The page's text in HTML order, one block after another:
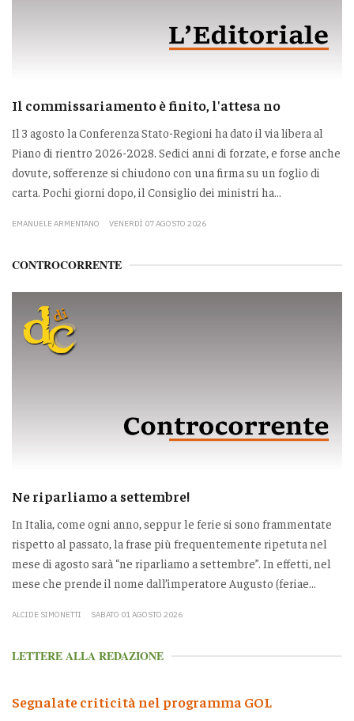
Il commissariamento è finito, l'attesa no
Il 3 agosto la Conferenza Stato-Regioni ha dato il via libera al
Piano di rientro 2026-2028. Sedici anni di forzate, e forse anche
dovute, sofferenze si chiudono con una firma su un foglio di
carta. Pochi giorni dopo, il Consiglio dei ministri ha...
EMANUELE ARMENTANO VENERDÌ 07 AGOSTO 2026
CONTROCORRENTE
Ne riparliamo a settembre!
In Italia, come ogni anno, seppur le ferie si sono frammentate
rispetto al passato, la frase più frequentemente ripetuta nel
mese di agosto sarà “ne riparliamo a settembre”. In effetti, nel
mese che prende il nome dall’imperatore Augusto (feriae...
ALCIDE SIMONETTI SABATO 01 AGOSTO 2026
LETTERE ALLA REDAZIONE
Segnalate criticità nel programma GOL